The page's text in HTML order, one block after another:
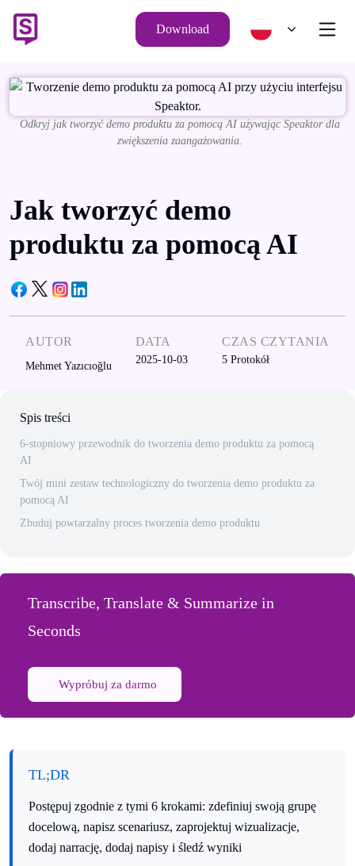
Download
Odkryj jak tworzyć demo produktu za pomocą AI używając Speaktor dla
zwiększenia zaangażowania.
Jak tworzyć demo
produktu za pomocą AI
AUTOR
Mehmet Yazıcıoğlu
DATA
2025-10-03
CZAS CZYTANIA
5 Protokół
Spis treści
6-stopniowy przewodnik do tworzenia demo produktu za pomocą
AI
Twój mini zestaw technologiczny do tworzenia demo produktu za
pomocą AI
Zbuduj powtarzalny proces tworzenia demo produktu
Transcribe, Translate & Summarize in
Seconds
Wypróbuj za darmo
TL;DR
Postępuj zgodnie z tymi 6 krokami: zdefiniuj swoją grupę
docelową, napisz scenariusz, zaprojektuj wizualizacje,
dodaj narrację, dodaj napisy i śledź wyniki